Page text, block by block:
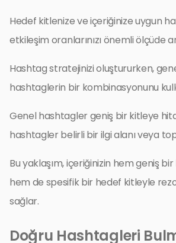
Hedef kitlenize ve içeriğinize uygun
etkileşim oranlarınızı önemli ölçüde
Hashtag stratejinizi oluştururken,
hashtaglerin bir kombinasyonunu
Genel hashtagler geniş bir kitleye
hashtagler belirli bir ilgi alanı veya
Bu yaklaşım, içeriğinizin hem geniş bir
hem de spesifik bir hedef kitleyle
sağlar.
Doğru Hashtagleri